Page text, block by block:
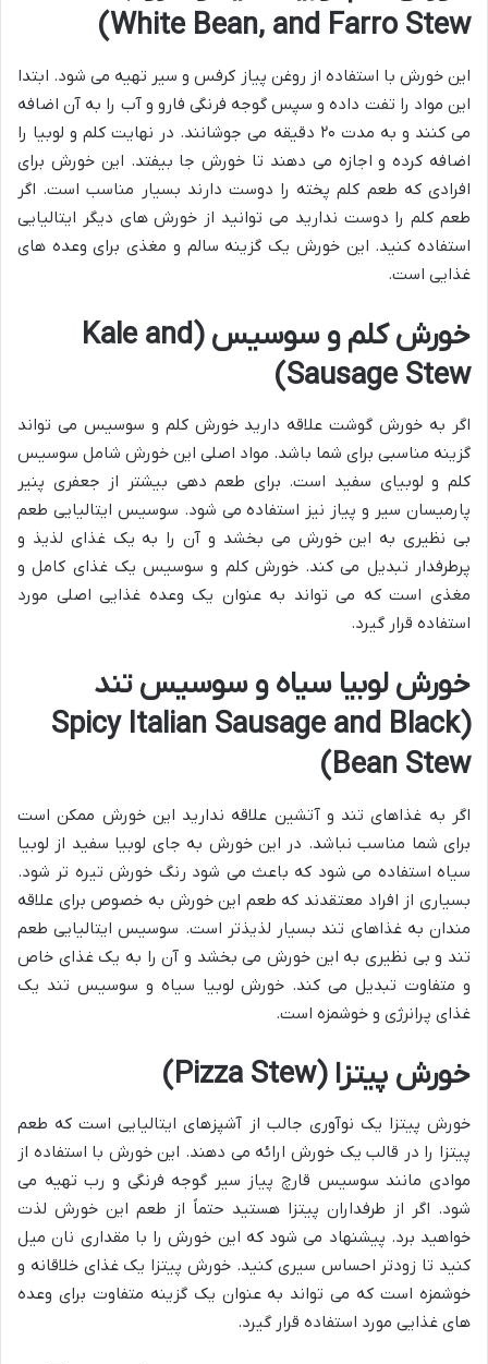
White Bean, and Farro Stew)
این خورش با استفاده از روغن پیاز کرفس و سیر تهیه می شود. ابتدا
این مواد را تفت داده و سپس گوجه فرنگی فارو و آب را به آن اضافه
می کنند و به مدت ۲۰ دقیقه می جوشانند. در نهایت کلم و لوبیا را
اضافه کرده و اجازه می دهند تا خورش جا بیفتد. این خورش برای
افرادی که طعم کلم پخته را دوست دارند بسیار مناسب است. اگر
طعم کلم را دوست ندارید می توانید از خورش های دیگر ایتالیایی
استفاده کنید. این خورش یک گزینه سالم و مغذی برای وعده های
غذایی است.
خورش کلم و سوسیس (Kale and
Sausage Stew)
اگر به خورش گوشت علاقه دارید خورش کلم و سوسیس می تواند
گزینه مناسبی برای شما باشد. مواد اصلی این خورش شامل سوسیس
کلم و لوبیای سفید است. برای طعم دهی بیشتر از جعفری پنیر
پارمیسان سیر و پیاز نیز استفاده می شود. سوسیس ایتالیایی طعم
بی نظیری به این خورش می بخشد و آن را به یک غذای لذیذ و
پرطرفدار تبدیل می کند. خورش کلم و سوسیس یک غذای کامل و
مغذی است که می تواند به عنوان یک وعده غذایی اصلی مورد
استفاده قرار گیرد.
خورش لوبیا سیاه و سوسیس تند
(Spicy Italian Sausage and Black
Bean Stew)
اگر به غذاهای تند و آتشین علاقه ندارید این خورش ممکن است
برای شما مناسب نباشد. در این خورش به جای لوبیا سفید از لوبیا
سیاه استفاده می شود که باعث می شود رنگ خورش تیره تر شود.
بسیاری از افراد معتقدند که طعم این خورش به خصوص برای علاقه
مندان به غذاهای تند بسیار لذیذتر است. سوسیس ایتالیایی طعم
تند و بی نظیری به این خورش می بخشد و آن را به یک غذای خاص
و متفاوت تبدیل می کند. خورش لوبیا سیاه و سوسیس تند یک
غذای پرانرژی و خوشمزه است.
خورش پیتزا (Pizza Stew)
خورش پیتزا یک نوآوری جالب از آشپزهای ایتالیایی است که طعم
پیتزا را در قالب یک خورش ارائه می دهند. این خورش با استفاده از
موادی مانند سوسیس قارچ پیاز سیر گوجه فرنگی و رب تهیه می
شود. اگر از طرفداران پیتزا هستید حتماً از طعم این خورش لذت
خواهید برد. پیشنهاد می شود که این خورش را با مقداری نان میل
کنید تا زودتر احساس سیری کنید. خورش پیتزا یک غذای خلاقانه و
خوشمزه است که می تواند به عنوان یک گزینه متفاوت برای وعده
های غذایی مورد استفاده قرار گیرد.